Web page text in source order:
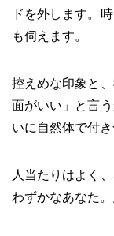
ドを外します。
も伺えます。
控えめな印象と
面がいい」と言
いに自然体で付
人当たりはよく
わずかなあなた